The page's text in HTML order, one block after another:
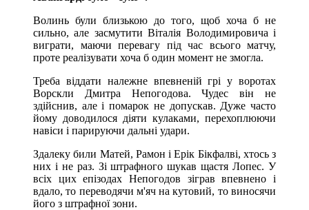
Волинь були близькою до того, щоб хоча б не
сильно, але засмутити Віталія Володимировича і
виграти, маючи перевагу під час всього матчу,
проте реалізувати хоча б один момент не змогла.
Треба віддати належне впевненій грі у воротах
Ворскли Дмитра Непогодова. Чудес він не
здійснив, але і помарок не допускав. Дуже часто
йому доводилося діяти кулаками, перехоплюючи
навіси і парируючи дальні удари.
Здалеку били Матей, Рамон і Ерік Бікфалві, хтось з
них і не раз. Зі штрафного шукав щастя Лопес. У
всіх цих епізодах Непогодов зіграв впевнено і
вдало, то переводячи м'яч на кутовий, то виносячи
його з штрафної зони.